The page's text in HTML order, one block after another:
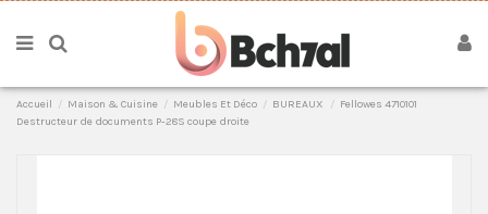
Accueil Maison & Cuisine Meubles Et Déco BUREAUX
Fellowes 4710101
Destructeur de documents P-28S coupe droite